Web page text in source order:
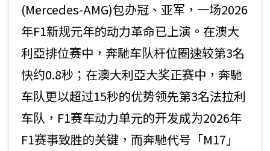
(Mercedes-AMG)包办冠、亚军，一场2026
年F1新规元年的动力革命已上演。在澳大
利亞排位赛中，奔馳车队杆位圈速较第3名
快约0.8秒；在澳大利亞大奖正赛中，奔馳
车队更以超过15秒的优势领先第3名法拉利
车队，F1赛车动力单元的开发成为2026年
F1赛事致胜的关键，而奔馳代号「M17」